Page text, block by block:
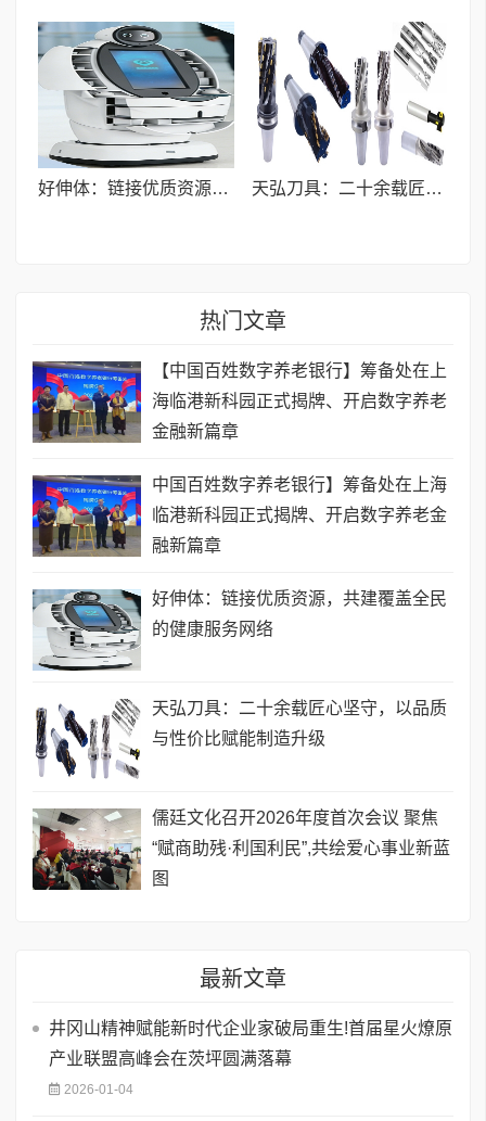
好伸体：链接优质资源，共建覆盖全民的健康服务网络 天弘刀具：二十余载匠心坚守，以品质与性价比赋能制造升级
热门文章
【中国百姓数字养老银行】筹备处在上
海临港新科园正式揭牌、开启数字养老
金融新篇章
中国百姓数字养老银行】筹备处在上海
临港新科园正式揭牌、开启数字养老金
融新篇章
好伸体：链接优质资源，共建覆盖全民
的健康服务网络
天弘刀具：二十余载匠心坚守，以品质
与性价比赋能制造升级
儒廷文化召开2026年度首次会议 聚焦
“赋商助残·利国利民”,共绘爱心事业新蓝
图
最新文章
井冈山精神赋能新时代企业家破局重生!首届星火燎原
产业联盟高峰会在茨坪圆满落幕
2026-01-04